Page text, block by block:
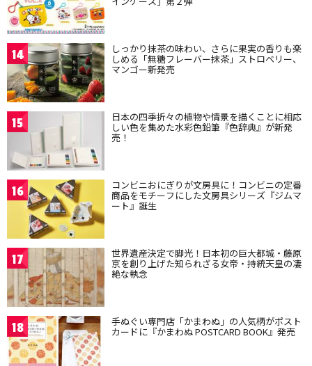
14 しっかり抹茶の味わい、さらに果実の香りも楽
しめる「無糖フレーバー抹茶」ストロベリー、
マンゴー新発売
15 日本の四季折々の植物や情景を描くことに相応
しい色を集めた水彩色鉛筆『色辞典』が新発
売！
16 コンビニおにぎりが文房具に！コンビニの定番
商品をモチーフにした文房具シリーズ『ジムマ
ート』誕生
17 世界遺産決定で脚光！日本初の巨大都城・藤原
京を創り上げた知られざる女帝・持統天皇の凄
絶な執念
18 手ぬぐい専門店「かまわぬ」の人気柄がポスト
カードに『かまわぬ POSTCARD BOOK』発売